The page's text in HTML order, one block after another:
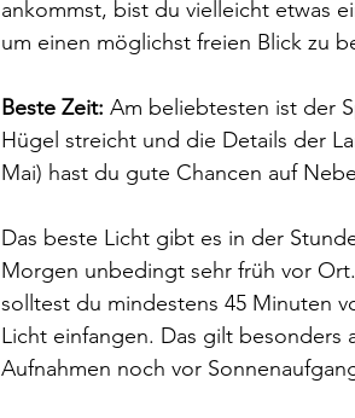
ankommst, bist du vielleicht etwas
um einen möglichst freien Blick zu
Beste Zeit: Am beliebtesten ist der
Hügel streicht und die Details der
Mai) hast du gute Chancen auf
Das beste Licht gibt es in der
Morgen unbedingt sehr früh vor
solltest du mindestens 45 Minuten
Licht einfangen. Das gilt
Aufnahmen noch vor